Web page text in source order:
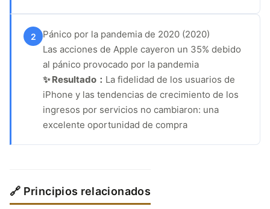
2
Pánico por la pandemia de 2020 (2020)
Las acciones de Apple cayeron un 35% debido
al pánico provocado por la pandemia
✨ Resultado： La fidelidad de los usuarios de
iPhone y las tendencias de crecimiento de los
ingresos por servicios no cambiaron: una
excelente oportunidad de compra
🔗 Principios relacionados